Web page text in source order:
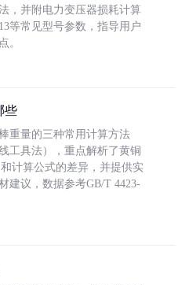
，并附电力变压器损耗计算
等常见型号参数，指导用户
。
些
重量的三种常用计算方法
工具法），重点解析了黄铜
计算公式的差异，并提供实
建议，数据参考GB/T 4423-